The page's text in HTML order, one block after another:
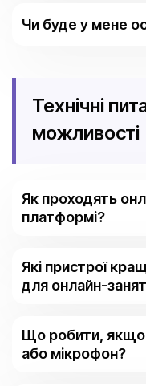
Чи буде у мене
Технічні
можливості
Як проходять
платформі?
Які пристрої
для онлайн-
Що робити,
або мікрофон?